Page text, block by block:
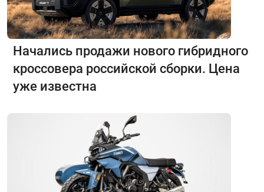
Начались продажи нового гибридного
кроссовера российской сборки. Цена
уже известна